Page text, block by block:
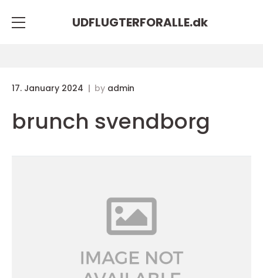
UDFLUGTERFORALLE.dk
17. January 2024 by admin
brunch svendborg